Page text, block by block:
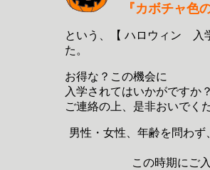
『カボチャ色
という、【 ハロウィン 入
た。
お得な？この機会に
入学されてはいかがですか
ご連絡の上、是非おいでく
男性・女性、年齢を問わ
この時期にご